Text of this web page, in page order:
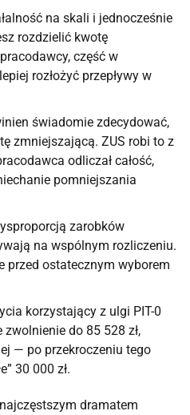
na skali i jednocześnie
rozdzielić kwotę
część w
rozłożyć przepływy w
świadomie zdecydować,
zmniejszającą. ZUS robi to z
odliczał całość,
pomniejszania
zarobków
na wspólnym rozliczeniu.
przed ostatecznym wyborem
korzystający z ulgi PIT-0
do 85 528 zł,
— po przekroczeniu tego
30 000 zł.
dramatem